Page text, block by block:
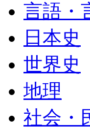
言語・
日本史
世界史
地理
社会・